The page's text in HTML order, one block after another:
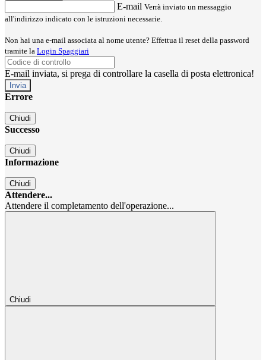
E-mail Verrà inviato un messaggio
all'indirizzo indicato con le istruzioni necessarie.
Non hai una e-mail associata al nome utente? Effettua il reset della password
tramite la Login Spaggiari
E-mail inviata, si prega di controllare la casella di posta elettronica!
Errore
Chiudi
Successo
Chiudi
Informazione
Chiudi
Attendere...
Attendere il completamento dell'operazione...
Chiudi